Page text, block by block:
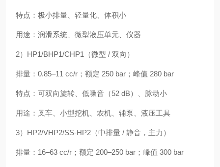
特点：极小排量、轻量化、体积小
用途：润滑系统、微型液压单元、仪器
2）HP1/BHP1/CHP1（微型 / 双向）
排量：0.85–11 cc/r；额定 250 bar；峰值 280 bar
特点：可双向旋转、低噪音（52 dB）、脉动小
用途：叉车、小型挖机、农机、辅泵、液压工具
3）HP2/VHP2/SS-HP2（中排量 / 静音，主力）
排量：16–63 cc/r；额定 200–250 bar；峰值 300 bar